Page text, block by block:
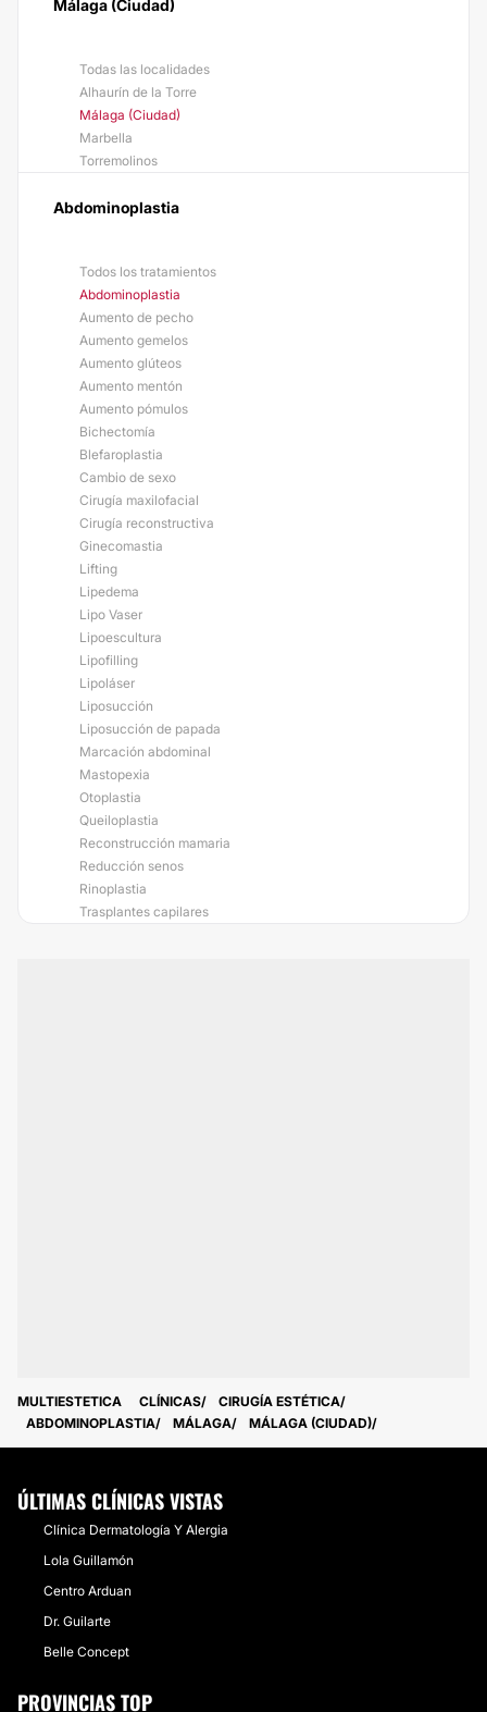
Málaga (Ciudad)
Todas las localidades
Alhaurín de la Torre
Málaga (Ciudad)
Marbella
Torremolinos
Abdominoplastia
Todos los tratamientos
Abdominoplastia
Aumento de pecho
Aumento gemelos
Aumento glúteos
Aumento mentón
Aumento pómulos
Bichectomía
Blefaroplastia
Cambio de sexo
Cirugía maxilofacial
Cirugía reconstructiva
Ginecomastia
Lifting
Lipedema
Lipo Vaser
Lipoescultura
Lipofilling
Lipoláser
Liposucción
Liposucción de papada
Marcación abdominal
Mastopexia
Otoplastia
Queiloplastia
Reconstrucción mamaria
Reducción senos
Rinoplastia
Trasplantes capilares
MULTIESTETICA CLÍNICAS
CIRUGÍA ESTÉTICA
ABDOMINOPLASTIA
MÁLAGA MÁLAGA (CIUDAD)
ÚLTIMAS CLÍNICAS VISTAS
Clínica Dermatología Y Alergia
Lola Guillamón
Centro Arduan
Dr. Guilarte
Belle Concept
PROVINCIAS TOP